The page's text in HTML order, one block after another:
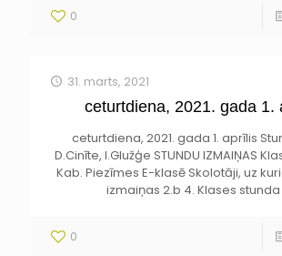
0
31. marts, 2021
ceturtdiena, 2021. gada 1.
ceturtdiena, 2021. gada 1. aprīlis
D.Cinīte, I.Glužģe STUNDU IZMAIŅAS
Kab. Piezīmes E-klasē Skolotāji, uz
izmaiņas 2.b 4. Klases stunda
0